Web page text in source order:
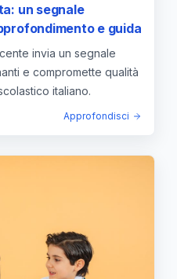
un segnale
e guida
invia un segnale
e compromette qualità
italiano.
Approfondisci